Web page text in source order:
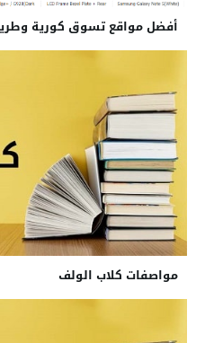
أفضل مواقع تسوق كورية
مواصفات كلاب الولف